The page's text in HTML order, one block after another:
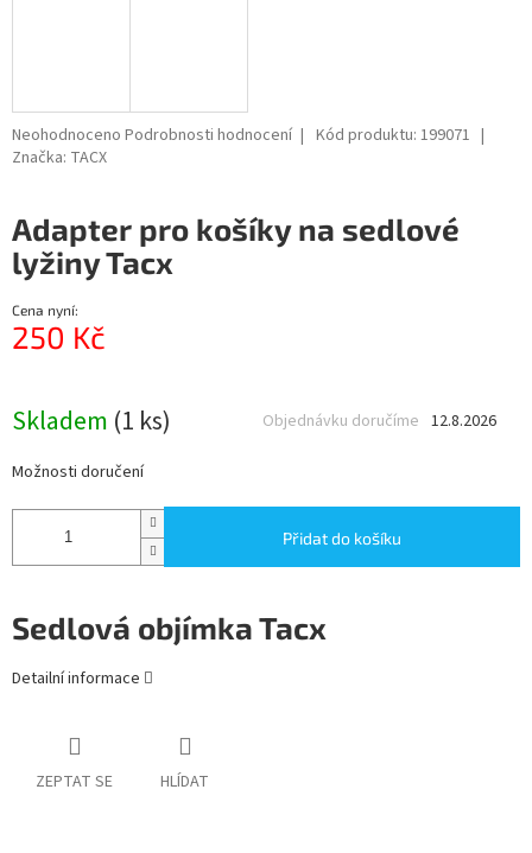
Průměrné
hodnocení
0,0
z
5
Neohodnoceno Podrobnosti hodnocení Kód produktu: 199071
Značka: TACX
Adapter pro košíky na sedlové
lyžiny Tacx
Cena nyní:
250 Kč
Skladem (1 ks) 12.8.2026
Objednávku doručíme
Možnosti doručení
Přidat do košíku
Sedlová objímka Tacx
Detailní informace
ZEPTAT SE HLÍDAT